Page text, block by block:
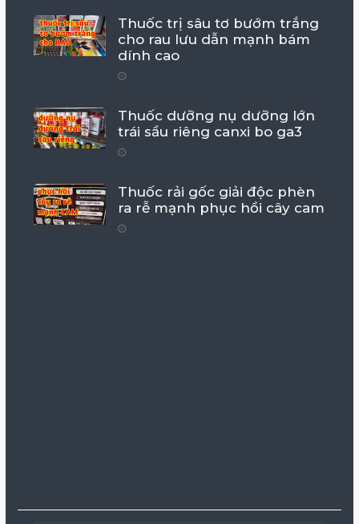
Thuốc trị sâu tơ bướm trắng
cho rau lưu dẫn mạnh bám
dính cao
Thuốc dưỡng nụ dưỡng lớn
trái sầu riêng canxi bo ga3
Thuốc rải gốc giải độc phèn
ra rễ mạnh phục hồi cây cam